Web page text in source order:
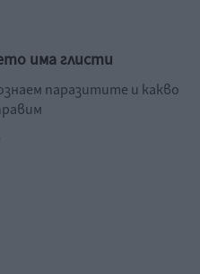
има глисти
паразитите и какво